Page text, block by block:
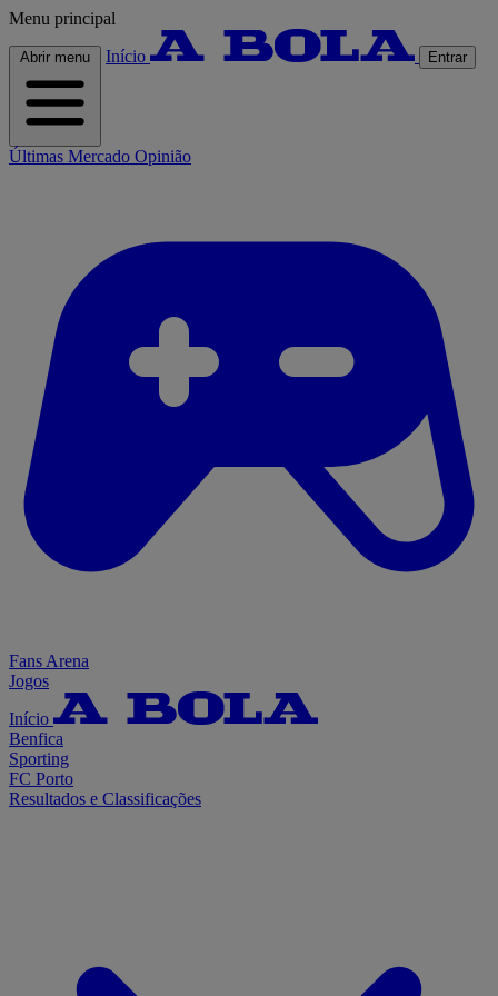
Menu principal
Abrir menu Início Entrar
Últimas Mercado Opinião
Fans Arena
Jogos
Início
Benfica
Sporting
FC Porto
Resultados e Classificações